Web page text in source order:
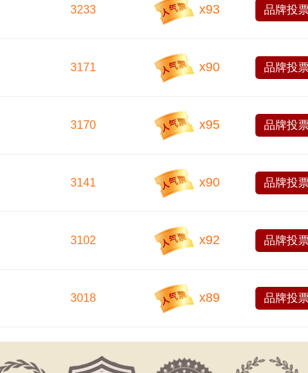
3233 x93 品牌投
3171 x90 品牌投
3170 x95 品牌投
3141 x90 品牌投
3102 x92 品牌投
3018 x89 品牌投